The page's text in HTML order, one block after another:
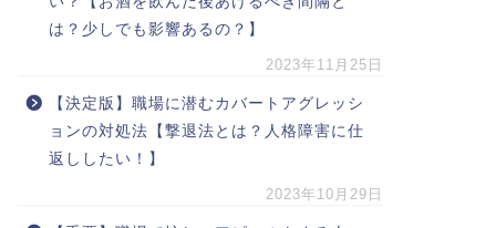
は？少しでも影響あるの？】
2023年11月25日
【決定版】職場に潜むカバートアグレッシ
ョンの対処法【撃退法とは？人格障害に仕
返ししたい！】
2023年10月29日